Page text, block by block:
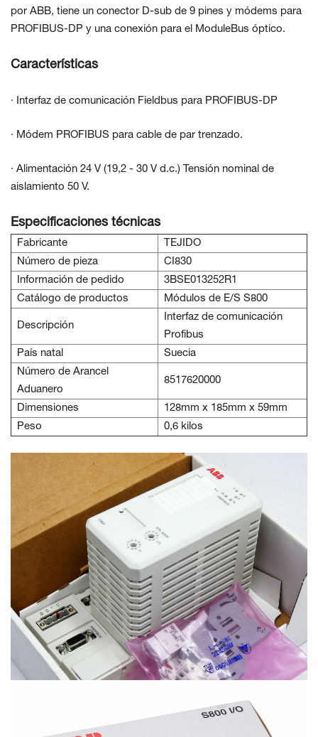
por ABB, tiene un conector D-sub de 9 pines y módems para
PROFIBUS-DP y una conexión para el ModuleBus óptico.
Características
· Interfaz de comunicación Fieldbus para PROFIBUS-DP
· Módem PROFIBUS para cable de par trenzado.
· Alimentación 24 V (19,2 - 30 V d.c.) Tensión nominal de
aislamiento 50 V.
Especificaciones técnicas
Fabricante
TEJIDO
Número de pieza
CI830
Información de pedido
3BSE013252R1
Catálogo de productos
Módulos de E/S S800
Descripción
Interfaz de comunicación
Profibus
País natal
Suecia
Número de Arancel
Aduanero
8517620000
Dimensiones
128mm x 185mm x 59mm
Peso
0,6 kilos